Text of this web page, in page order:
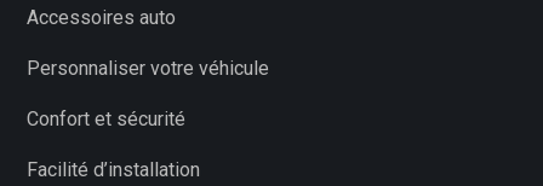
Accessoires auto
Personnaliser votre véhicule
Confort et sécurité
Facilité d’installation